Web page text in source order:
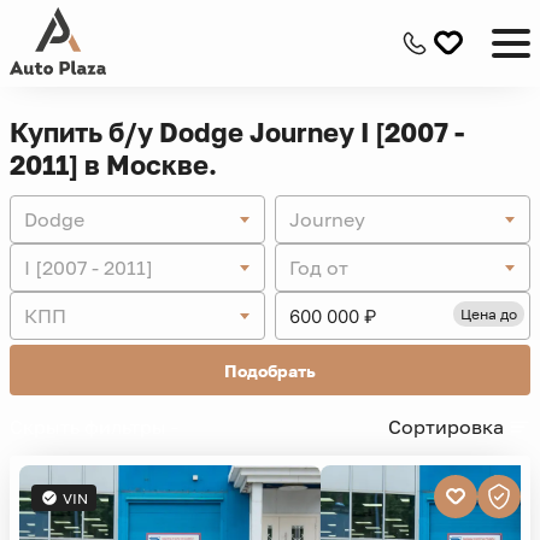
Купить б/у Dodge Journey I [2007 -
2011] в Москве.
Dodge
Journey
I [2007 - 2011]
Год от
КПП
Цена до
Подобрать
Сортировка
VIN